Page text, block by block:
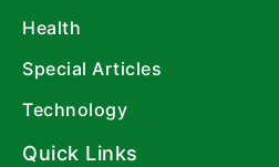
Health
Special Articles
Technology
Quick Links